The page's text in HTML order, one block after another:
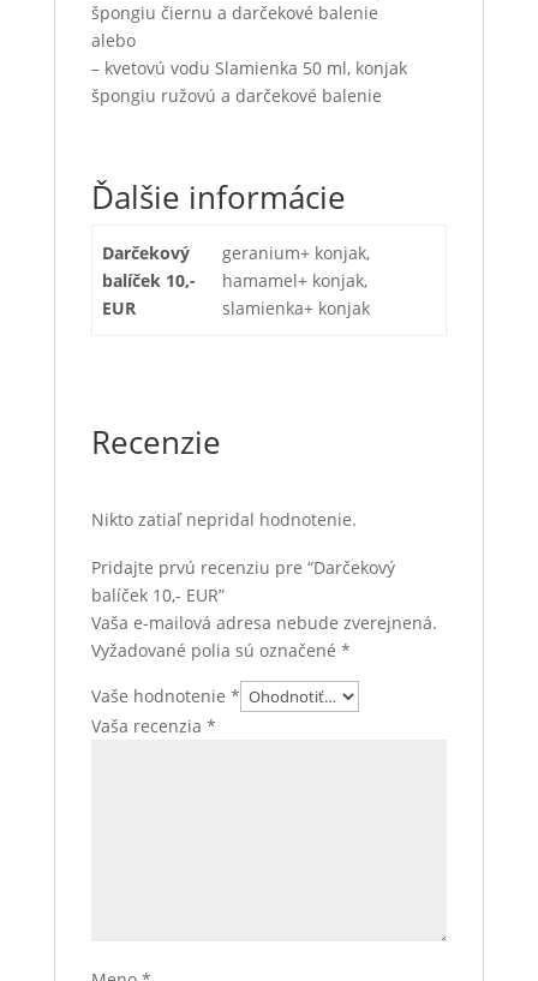
špongiu čiernu a darčekové balenie
alebo
– kvetovú vodu Slamienka 50 ml, konjak
špongiu ružovú a darčekové balenie
Ďalšie informácie
Darčekový
balíček 10,-
EUR
geranium+ konjak,
hamamel+ konjak,
slamienka+ konjak
Recenzie
Nikto zatiaľ nepridal hodnotenie.
Pridajte prvú recenziu pre “Darčekový
balíček 10,- EUR”
Vaša e-mailová adresa nebude zverejnená.
Vyžadované polia sú označené *
Vaše hodnotenie *
Vaša recenzia *